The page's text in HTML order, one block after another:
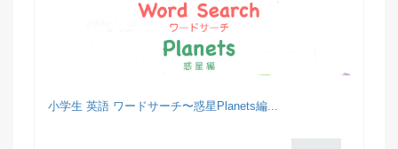
小学生 英語 ワードサーチ〜惑星Planets編...